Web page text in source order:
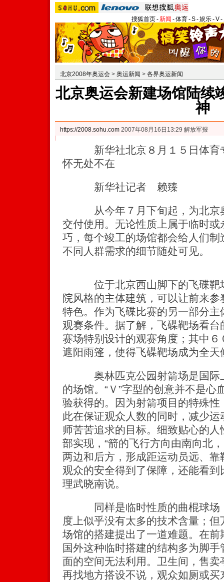
搜狐首页-新闻 -体育-S-娱乐-V-
北京2008年奥运会 > 奥运新闻 > 各界奥运新闻
北京奥运会新建场馆陆续
神
https://2008.sohu.com 2007年08月16日13:29 解放军报
新华社北京８月１５日体育
怀无处不在
新华社记者 赖臻
从今年７月下旬起，为北京奥
交付使用。无论性质上属于临时
巧，每个竣工的场馆都会给人们
不同人群需求的细节随处可见。
位于北京西山脚下的飞碟靶场
院风格的主体建筑，可以让前来
特色。作为飞碟比赛的另一部分
观赛条件。据了解，飞碟靶场看
赛场特别设计的观赛角度；其中
遮阳雨篷，使得飞碟靶场成为全天
奥林匹克公园射箭场是国际上
的场馆。“Ｖ”字型的创意并不是心
验获得的。因为射箭项目的特殊
此在保证观众人数的同时，减少
师苦苦追求的目标。细致贴心的
部实现，“箭的飞行方向由南向北
两边和后方，形成距运动员远、
观众的安全得到了保障，还能看到
理武晓南说。
同样是临时性质的曲棍球场，
度上似乎没有太多的技术含量；
场馆的搭建提出了一道难题。在
国外这种临时搭建的结构多为脚
面的空间无法利用。卫生间，售
再找地方搭设不说，观众如厕或